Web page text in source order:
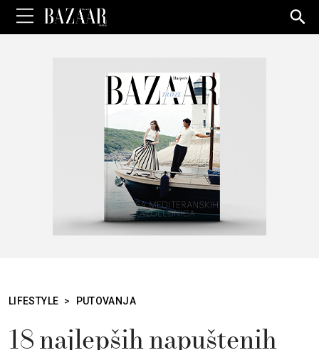
for:
LIFESTYLE > PUTOVANJA
18 najlepših napuštenih